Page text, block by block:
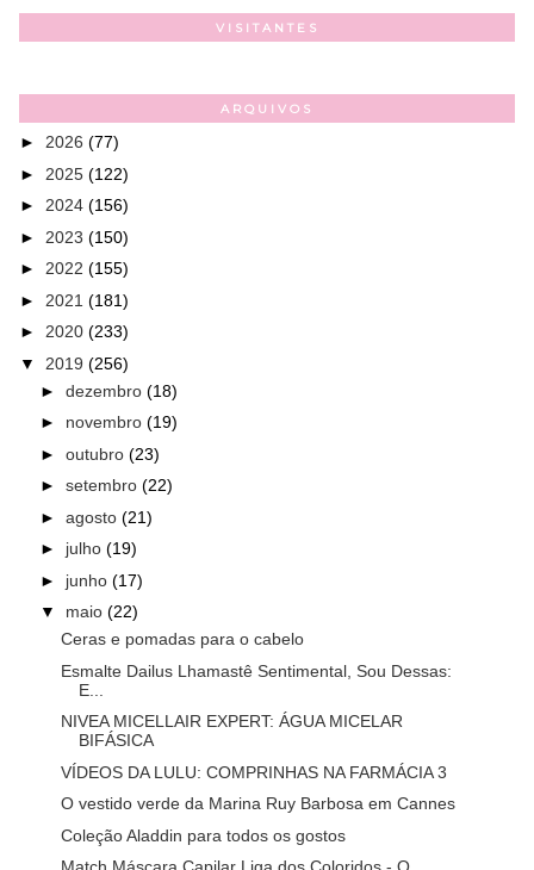
VISITANTES
ARQUIVOS
► 2026 (77)
► 2025 (122)
► 2024 (156)
► 2023 (150)
► 2022 (155)
► 2021 (181)
► 2020 (233)
▼ 2019 (256)
► dezembro (18)
► novembro (19)
► outubro (23)
► setembro (22)
► agosto (21)
► julho (19)
► junho (17)
▼ maio (22)
Ceras e pomadas para o cabelo
Esmalte Dailus Lhamastê Sentimental, Sou Dessas:
E...
NIVEA MICELLAIR EXPERT: ÁGUA MICELAR
BIFÁSICA
VÍDEOS DA LULU: COMPRINHAS NA FARMÁCIA 3
O vestido verde da Marina Ruy Barbosa em Cannes
Coleção Aladdin para todos os gostos